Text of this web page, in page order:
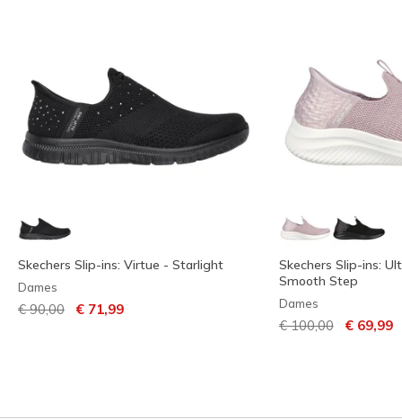
Skechers Slip-ins: Virtue - Starlight
Dames
Prijs verlaagd van
€ 90,00 naar
€ 71,99
Skechers Slip-ins:
Smooth Step
Dames
Prijs verlaagd van
€ 100,00naar
€ 69,99